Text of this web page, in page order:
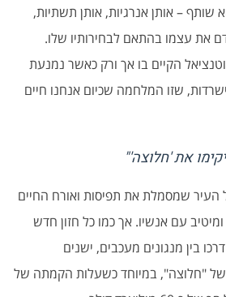
שותף – אותן אנרגיות, אותן תשתיות,
את עצמו בהתאם לבחירותיו שלו.
הקיים בו אך ורק כאשר נמנעת
שזו המלחמה שכיום אנחנו חיים
את 'חלוצה'"
העיר שמסמלת את תפיסות ואורח החיים
עם אנשיו. אך כמו כל חזון חדש
בין מנגונים מעכבים, ישנים
של "חלוצה", במיוחד כשעלות הקמתה של